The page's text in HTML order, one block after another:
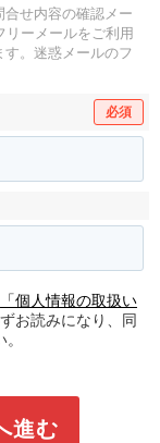
せ内容の確認メー
ーメールをご利用
。 迷惑メールのフ
必須
「個人情報の取扱い
お読みになり、同
進む